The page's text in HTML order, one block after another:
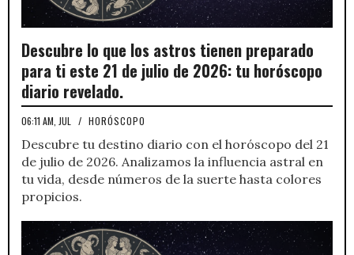
Descubre lo que los astros tienen preparado
para ti este 21 de julio de 2026: tu horóscopo
diario revelado.
06:11 AM, JUL / HORÓSCOPO
Descubre tu destino diario con el horóscopo del 21
de julio de 2026. Analizamos la influencia astral en
tu vida, desde números de la suerte hasta colores
propicios.